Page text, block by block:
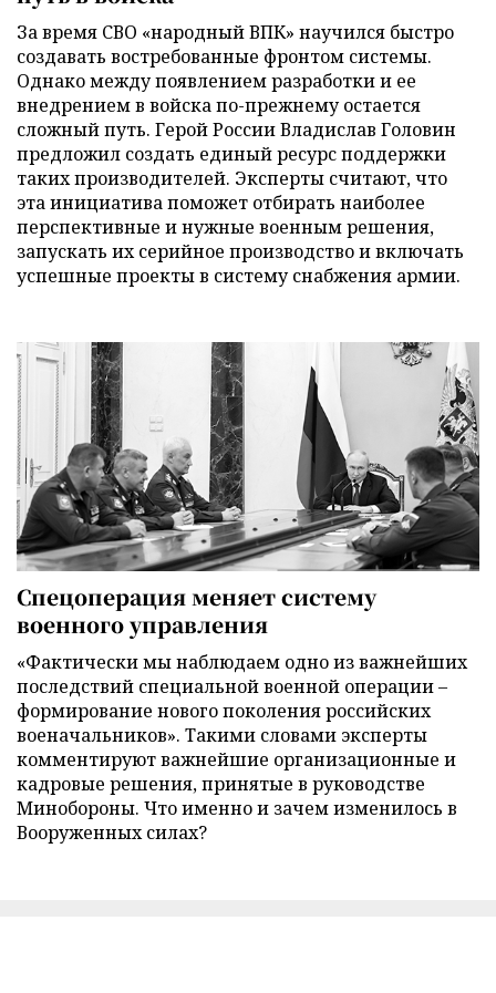
За время СВО «народный ВПК» научился быстро
создавать востребованные фронтом системы.
Однако между появлением разработки и ее
внедрением в войска по-прежнему остается
сложный путь. Герой России Владислав Головин
предложил создать единый ресурс поддержки
таких производителей. Эксперты считают, что
эта инициатива поможет отбирать наиболее
перспективные и нужные военным решения,
запускать их серийное производство и включать
успешные проекты в систему снабжения армии.
Спецоперация меняет систему
военного управления
«Фактически мы наблюдаем одно из важнейших
последствий специальной военной операции –
формирование нового поколения российских
военачальников». Такими словами эксперты
комментируют важнейшие организационные и
кадровые решения, принятые в руководстве
Минобороны. Что именно и зачем изменилось в
Вооруженных силах?